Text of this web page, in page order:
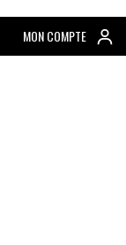
MON COMPTE